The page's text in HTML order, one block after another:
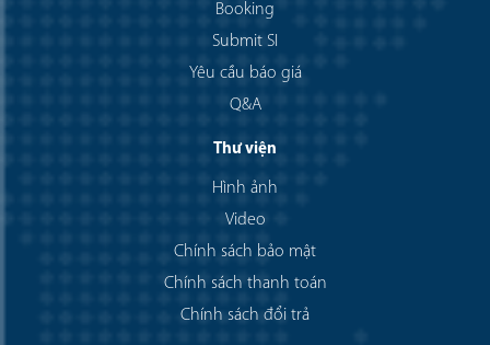
Booking
Submit SI
Yêu cầu báo giá
Q&A
Thư viện
Hình ảnh
Video
Chính sách bảo mật
Chính sách thanh toán
Chính sách đổi trả